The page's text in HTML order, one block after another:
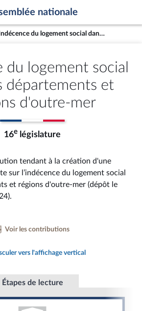
nationale
Indécence du logement social dans les départements et régions d'outre-mer
du logement social
départements et
d'outre-mer
16e législature
tendant à la création d'une
sur l’indécence du logement social
et régions d'outre-mer (dépôt le
Voir les contributions
vers l'affichage vertical
Étapes de lecture